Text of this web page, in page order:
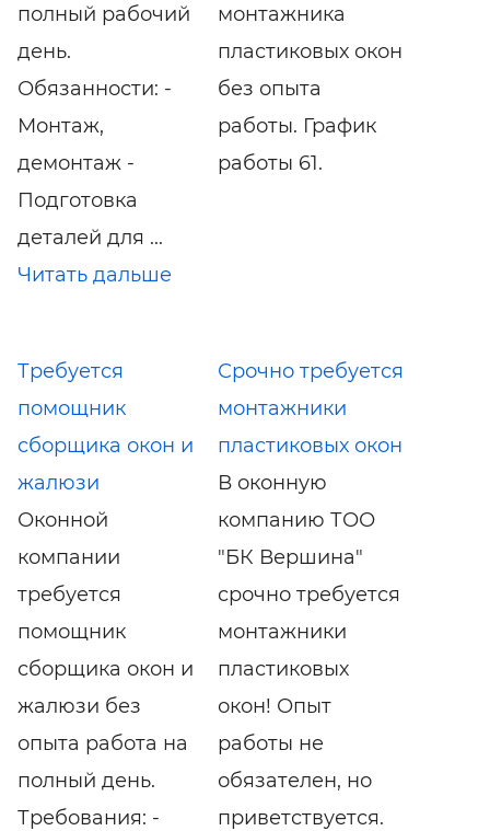
полный рабочий
день.
Обязанности: -
Монтаж,
демонтаж -
Подготовка
деталей для ...
Читать дальше
монтажника
пластиковых окон
без опыта
работы. График
работы 61.
Требуется
помощник
сборщика окон и
жалюзи
Оконной
компании
требуется
помощник
сборщика окон и
жалюзи без
опыта работа на
полный день.
Требования: -
Срочно требуется
монтажники
пластиковых окон
В оконную
компанию ТОО
"БК Вершина"
срочно требуется
монтажники
пластиковых
окон! Опыт
работы не
обязателен, но
приветствуется.